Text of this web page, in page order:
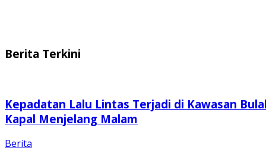
Berita Terkini
Kepadatan Lalu Lintas Terjadi di Kawasan
Kapal Menjelang Malam
Berita